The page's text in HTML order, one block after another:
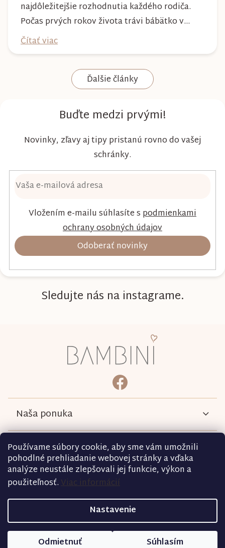
Používame súbory cookie, aby sme vám umožnili
pohodlné prehliadanie webovej stránky a vďaka
analýze neustále zlepšovali jej funkcie, výkon a
použiteľnosť.Viac informácií
Nastavenie
Odmietnuť Súhlasím
najdôležitejšie rozhodnutia každého rodiča.
Počas prvých rokov života trávi bábätko v
plienke väčšinu dňa, preto by mala poskytovať
nielen spoľahlivú ochranu, ale aj maximálny
komfort a šetrnosť k citlivej pokožke. Plienky
Kim & Kimmy boli vyvinuté s dôrazom na
Čítať viac
Ďalšie články
Buďte medzi prvými!
Novinky, zľavy aj tipy pristanú rovno do vašej
schránky.
Vložením e-mailu súhlasíte s podmienkami
ochrany osobných údajov
Odoberať novinky
Sledujte nás na instagrame.
bambini.kociky
https://www.facebook.com/
Naša ponuka
Informácie
Podmienky
Copyright 2026bambini.sk . Všetky práva vyhradené.